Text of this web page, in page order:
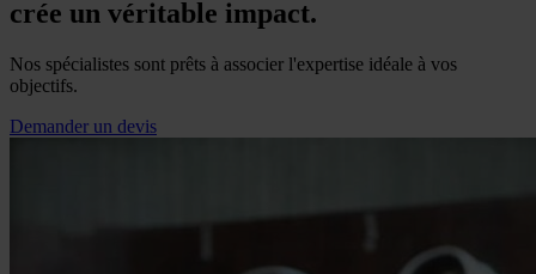
crée un véritable impact.
Nos spécialistes sont prêts à associer l'expertise idéale à vos
objectifs.
Demander un devis